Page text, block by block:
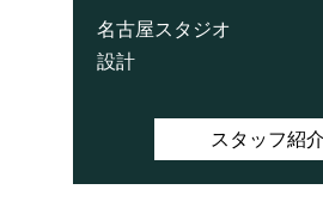
名古屋スタジオ
設計
スタッフ紹介